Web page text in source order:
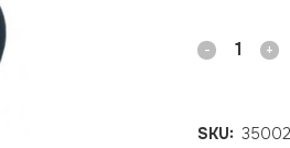
Ventosa
goma
SKU: